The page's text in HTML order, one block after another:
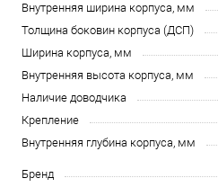
Внутренняя ширина корпуса, мм
Толщина боковин корпуса (ДСП)
Ширина корпуса, мм
Внутренняя высота корпуса, мм
Наличие доводчика
Крепление
Внутренняя глубина корпуса, мм
Бренд